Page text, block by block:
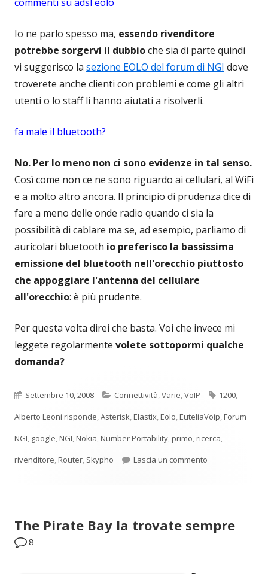
Io ne parlo spesso ma, essendo rivenditore
potrebbe sorgervi il dubbioche sia di parte quindi
vi suggerisco la sezione EOLO del forum di NGI dove
troverete anche clienti con problemi e come gli altri
utenti o lo staff li hanno aiutati a risolverli.
fa male il bluetooth?
No. Per lo meno non ci sono evidenze in tal senso.
Così come non ce ne sono riguardo ai cellulari, al WiFi
e a molto altro ancora. Il principio di prudenza dice di
fare a meno delle onde radio quando ci sia la
possibilità di cablare ma se, ad esempio, parliamo di
auricolari bluetooth io preferisco la bassissima
emissione del bluetooth nell'orecchio piuttosto
che appoggiare l'antenna del cellulare
all'orecchio: è più prudente.
Per questa volta direi che basta. Voi che invece mi
leggete regolarmente volete sottopormi qualche
domanda?
Pubblicato
Settembre 10, 2008 Categorie
Connettività Varie VoIP Tag
1200
Alberto Leoni risponde Asterisk Elastix Eolo EuteliaVoip Forum
NGI google NGI Nokia Number Portability primo ricerca
rivenditore Router Skypho Lascia un commento
The Pirate Bay la trovate sempre
8